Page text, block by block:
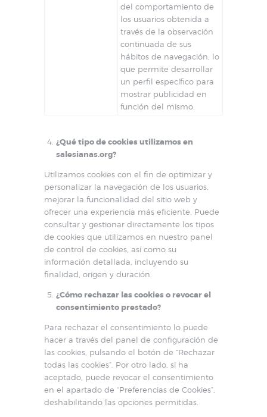
del comportamiento de
los usuarios obtenida a
través de la observación
continuada de sus
hábitos de navegación, lo
que permite desarrollar
un perfil específico para
mostrar publicidad en
función del mismo.
¿Qué tipo de cookies utilizamos en
salesianas.org?
Utilizamos cookies con el fin de optimizar y
personalizar la navegación de los usuarios,
mejorar la funcionalidad del sitio web y
ofrecer una experiencia más eficiente. Puede
consultar y gestionar directamente los tipos
de cookies que utilizamos en nuestro panel
de control de cookies, así como su
información detallada, incluyendo su
finalidad, origen y duración.
¿Cómo rechazar las cookies o revocar el
consentimiento prestado?
Para rechazar el consentimiento lo puede
hacer a través del panel de configuración de
las cookies, pulsando el botón de “Rechazar
todas las cookies”. Por otro lado, si ha
aceptado, puede revocar el consentimiento
en el apartado de “Preferencias de Cookies”,
deshabilitando las opciones permitidas.